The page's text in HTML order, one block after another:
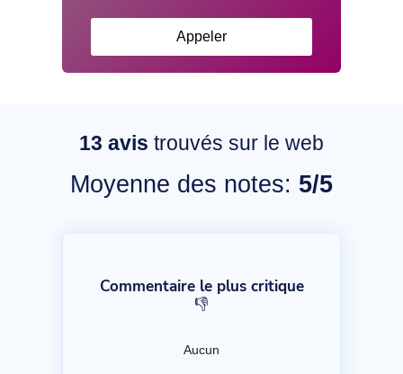
Appeler
13 avis trouvés sur le web
Moyenne des notes: 5/5
Commentaire le plus critique
👎
Aucun